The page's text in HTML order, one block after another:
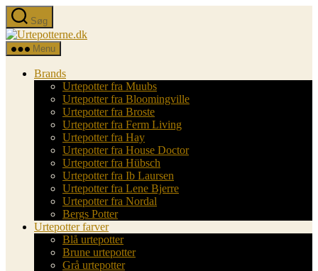
Spring
til
indholdet
Søg
Urtepotterne.dk
Menu
Brands
Urtepotter fra Muubs
Urtepotter fra Bloomingville
Urtepotter fra Broste
Urtepotter fra Ferm Living
Urtepotter fra Hay
Urtepotter fra House Doctor
Urtepotter fra Hübsch
Urtepotter fra Ib Laursen
Urtepotter fra Lene Bjerre
Urtepotter fra Nordal
Bergs Potter
Urtepotter farver
Blå urtepotter
Brune urtepotter
Grå urtepotter